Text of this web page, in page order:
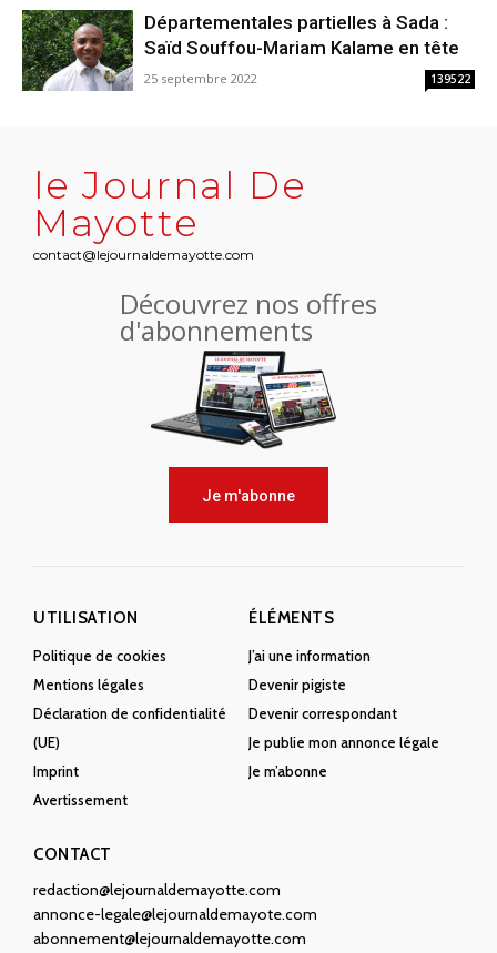
Départementales partielles à Sada :
Saïd Souffou-Mariam Kalame en tête
25 septembre 2022 139522
le Journal De
Mayotte
contact@lejournaldemayotte.com
Découvrez nos offres
d'abonnements
Je m'abonne
UTILISATION
Politique de cookies
Mentions légales
Déclaration de confidentialité
(UE)
Imprint
Avertissement
ÉLÉMENTS
J’ai une information
Devenir pigiste
Devenir correspondant
Je publie mon annonce légale
Je m’abonne
CONTACT
redaction@lejournaldemayotte.com
annonce-legale@lejournaldemayote.com
abonnement@lejournaldemayotte.com